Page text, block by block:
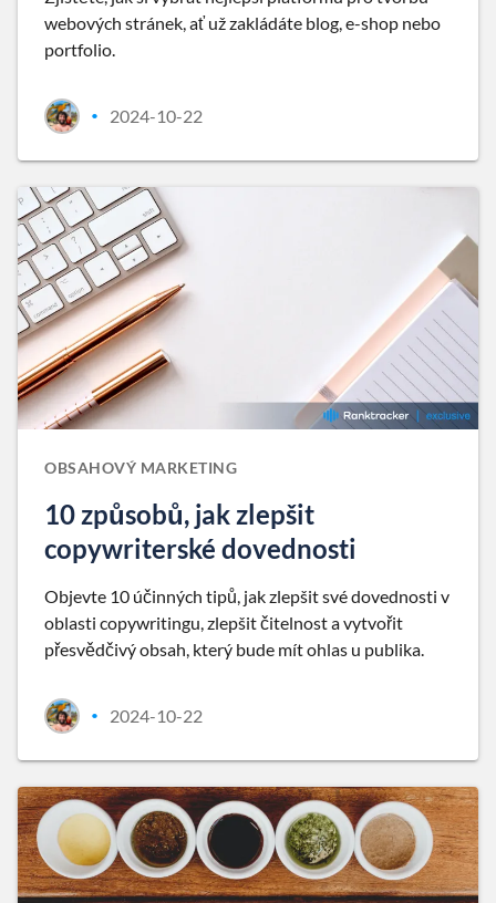
webových stránek, ať už zakládáte blog, e-shop nebo
portfolio.
• 2024-10-22
OBSAHOVÝ MARKETING
10 způsobů, jak zlepšit
copywriterské dovednosti
Objevte 10 účinných tipů, jak zlepšit své dovednosti v
oblasti copywritingu, zlepšit čitelnost a vytvořit
přesvědčivý obsah, který bude mít ohlas u publika.
• 2024-10-22